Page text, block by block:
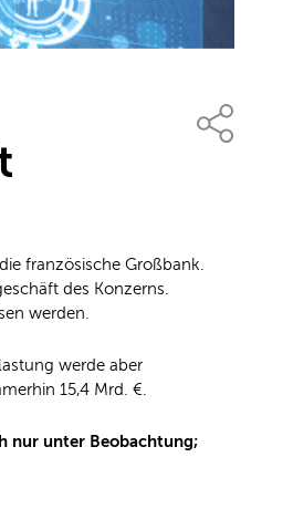
französische Großbank.
des Konzerns.
werden.
werde aber
15,4 Mrd. €.
nur unter Beobachtung;